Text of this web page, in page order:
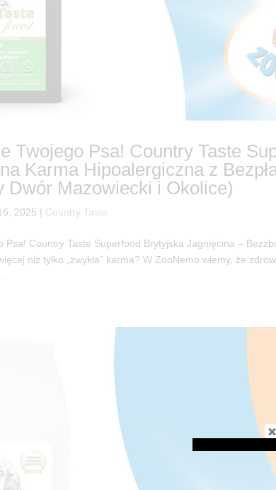
Twojego Psa! Country Taste
Karma Hipoalergiczna z
Dwór Mazowiecki i Okolice)
2025 | Country Taste
Psa! Country Taste Superfood Brytyjska Jagnięcina –
niż tylko „zwykła” karma? W ZooNemo wiemy, że